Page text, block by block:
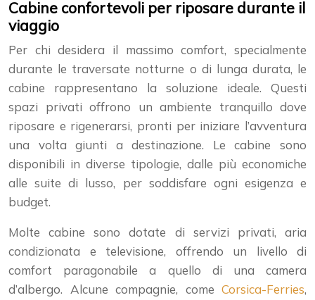
Cabine confortevoli per riposare durante il
viaggio
Per chi desidera il massimo comfort, specialmente
durante le traversate notturne o di lunga durata, le
cabine rappresentano la soluzione ideale. Questi
spazi privati offrono un ambiente tranquillo dove
riposare e rigenerarsi, pronti per iniziare l’avventura
una volta giunti a destinazione. Le cabine sono
disponibili in diverse tipologie, dalle più economiche
alle suite di lusso, per soddisfare ogni esigenza e
budget.
Molte cabine sono dotate di servizi privati, aria
condizionata e televisione, offrendo un livello di
comfort paragonabile a quello di una camera
d’albergo. Alcune compagnie, come Corsica-Ferries,